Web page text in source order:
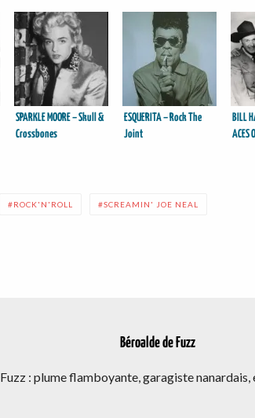
SPARKLE MOORE – Skull &
Crossbones
ESQUERITA – Rock The
Joint
BILL
ACES
ROCK'N'ROLL SCREAMIN' JOE NEAL
Béroalde de Fuzz
: plume flamboyante, garagiste nanardais,